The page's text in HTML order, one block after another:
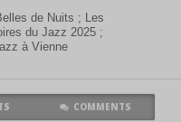
de Nuits ; Les
du Jazz 2025 ;
à Vienne
COMMENTS